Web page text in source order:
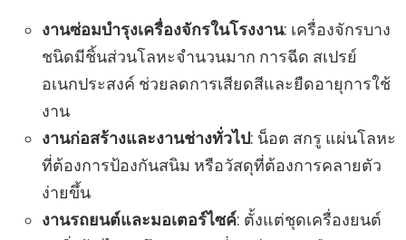
งานซ่อมบำรุงเครื่องจักรในโรงงาน: เครื่องจักรบาง
ชนิดมีชิ้นส่วนโลหะจำนวนมาก การฉีด สเปรย์
อเนกประสงค์ ช่วยลดการเสียดสีและยืดอายุการใช้
งาน
งานก่อสร้างและงานช่างทั่วไป: น็อต สกรู แผ่นโลหะ
ที่ต้องการป้องกันสนิม หรือวัสดุที่ต้องการคลายตัว
ง่ายขึ้น
งานรถยนต์และมอเตอร์ไซค์: ตั้งแต่ชุดเครื่องยนต์